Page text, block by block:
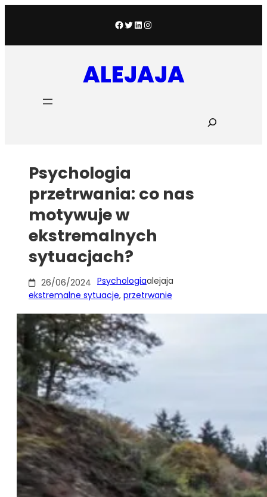
Facebook
Twitter
LinkedIn
Instagram
ALEJAJA
a
j
Psychologia
przetrwania: co nas
motywuje w
ekstremalnych
sytuacjach?
26/06/2024 Psychologiaalejaja
ekstremalne sytuacje, przetrwanie